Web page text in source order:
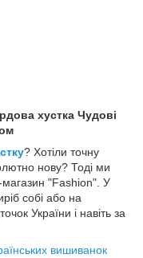
хустка Чудові
? Хотіли точну
нову? Тоді ми
магазин "Fashion". У
собі або на
України і навіть за
вишиванок